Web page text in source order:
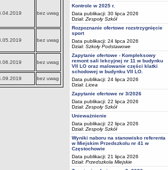
bez uwag
bez uwag
bez uwag
bez uwag
Kontrole w 2025 r.
Data publikacji: 30 lipca 2026
Dział: Zespoły Szkół
Rozpoznanie ofertowe rozstrzygnięcie
sport
Data publikacji: 24 lipca 2026
Dział: Szkoły Podstawowe
Zapytanie ofertowe - Kompleksowy
remont sali lekcyjnej nr 11 w budynku
VII LO oraz malowanie części klatki
schodowej w budynku VII LO.
Data publikacji: 24 lipca 2026
Dział: Licea
Zapytanie ofertowe nr 3/2026
Data publikacji: 22 lipca 2026
Dział: Zespoły Szkół
Unieważnienie
Data publikacji: 22 lipca 2026
Dział: Zespoły Szkół
Wyniki naboru na stanowisko referenta
w Miejskim Przedszkolu nr 41 w
Częstochowie
Data publikacji: 21 lipca 2026
Dział: Przedszkola Miejskie